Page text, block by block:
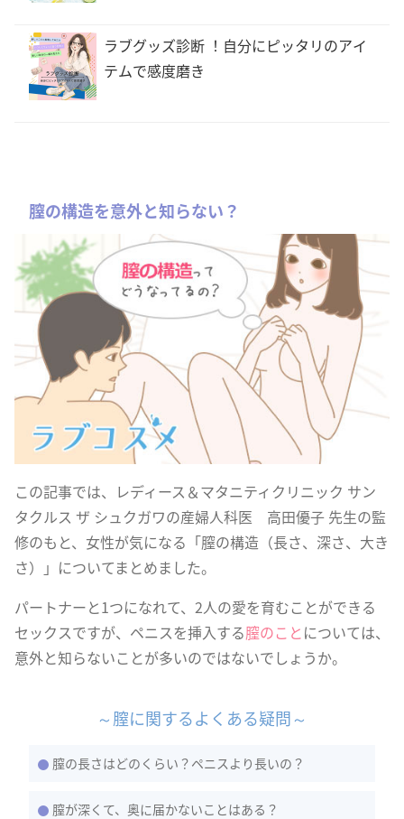
ラブグッズ診断 ！自分にピッタリのアイ
テムで感度磨き
膣の構造を意外と知らない？
この記事では、レディース＆マタニティクリニック サン
タクルス ザ シュクガワの産婦人科医 高田優子 先生の監
修のもと、女性が気になる「膣の構造（長さ、深さ、大き
さ）」についてまとめました。
パートナーと1つになれて、2人の愛を育むことができる
セックスですが、ペニスを挿入する膣のことについては、
意外と知らないことが多いのではないでしょうか。
～膣に関するよくある疑問～
膣の長さはどのくらい？ペニスより長いの？
膣が深くて、奥に届かないことはある？